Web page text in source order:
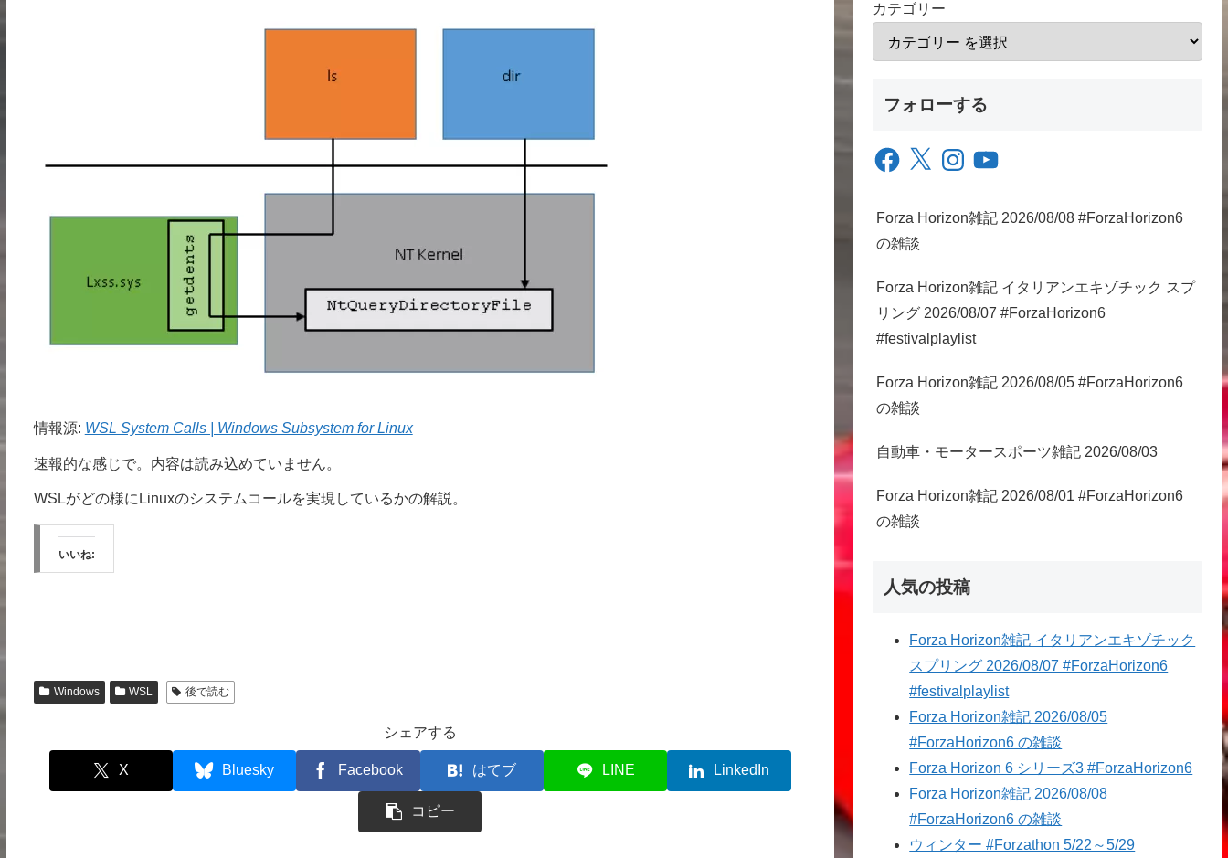
情報源: WSL System Calls | Windows Subsystem for Linux
速報的な感じで。内容は読み込めていません。
WSLがどの様にLinuxのシステムコールを実現しているかの解説。
いいね:
Windows WSL 後で読む
シェアする
X Bluesky Facebook はてブ LINE LinkedIn
コピー
カテゴリー
フォローする
Facebook
X InstagramYouTube
Forza Horizon雑記 2026/08/08 #ForzaHorizon6
の雑談
Forza Horizon雑記 イタリアンエキゾチック スプ
リング 2026/08/07 #ForzaHorizon6
#festivalplaylist
Forza Horizon雑記 2026/08/05 #ForzaHorizon6
の雑談
自動車・モータースポーツ雑記 2026/08/03
Forza Horizon雑記 2026/08/01 #ForzaHorizon6
の雑談
人気の投稿
Forza Horizon雑記 イタリアンエキゾチック
スプリング 2026/08/07 #ForzaHorizon6
#festivalplaylist
Forza Horizon雑記 2026/08/05
#ForzaHorizon6 の雑談
Forza Horizon 6 シリーズ3 #ForzaHorizon6
Forza Horizon雑記 2026/08/08
#ForzaHorizon6 の雑談
ウィンター #Forzathon 5/22～5/29